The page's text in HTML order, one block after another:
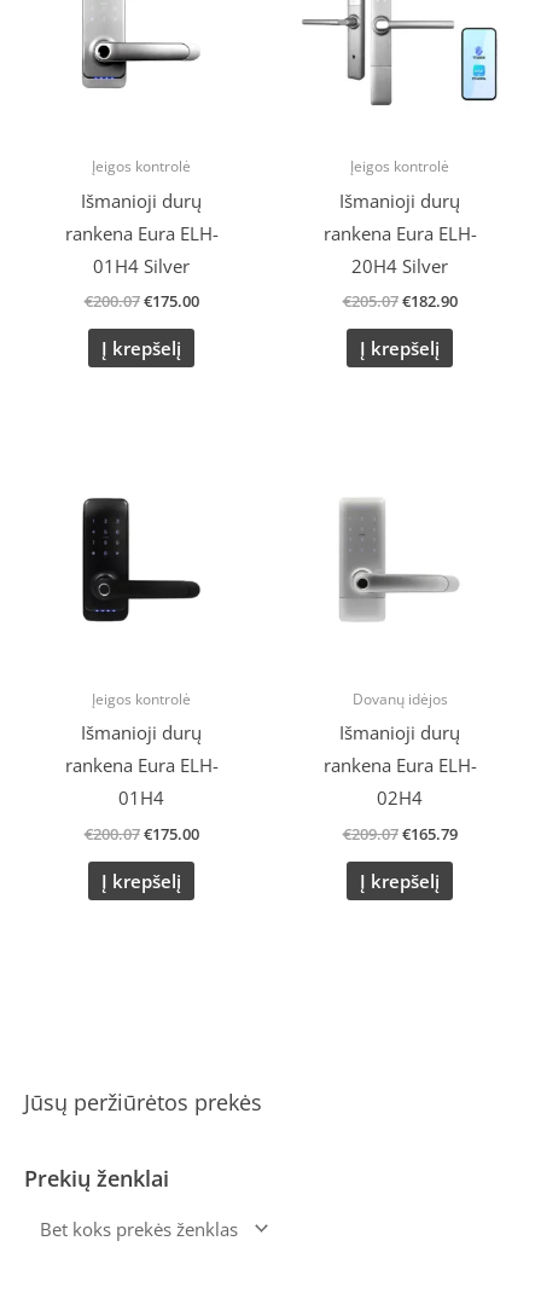
Jūsų peržiūrėtos prekės
Prekių ženklai
Įeigos kontrolė
Išmanioji durų
rankena Eura ELH-
01H4 Silver
€200.07€175.00
Į krepšelį
Įeigos kontrolė
Išmanioji durų
rankena Eura ELH-
20H4 Silver
€205.07€182.90
Į krepšelį
Įeigos kontrolė
Išmanioji durų
rankena Eura ELH-
01H4
€200.07€175.00
Į krepšelį
Dovanų idėjos
Išmanioji durų
rankena Eura ELH-
02H4
€209.07€165.79
Į krepšelį